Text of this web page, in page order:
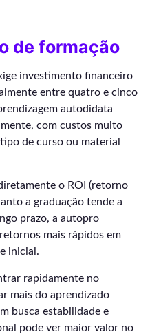
de formação
investimento financeiro
entre quatro e cinco
autodidata
com custos muito
de curso ou material
o ROI (retorno
a graduação tende a
prazo, a autopro
mais rápidos em
inicial.
rapidamente no
mais do aprendizado
busca estabilidade e
pode ver maior valor no